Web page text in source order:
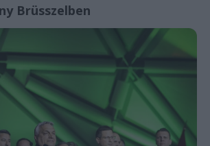
Brüsszelben